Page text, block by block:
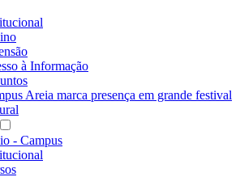
à Informação
Areia marca presença em grande festival
- Campus